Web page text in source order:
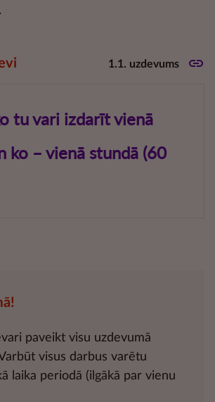
1.1. uzdevums
paveikt visu uzdevumā
visus darbus varētu
laika periodā (ilgākā par vienu